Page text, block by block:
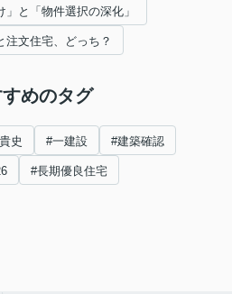
」と「物件選択の深化」
注文住宅、どっち？
めのタグ
史 #一建設 #建築確認
#長期優良住宅